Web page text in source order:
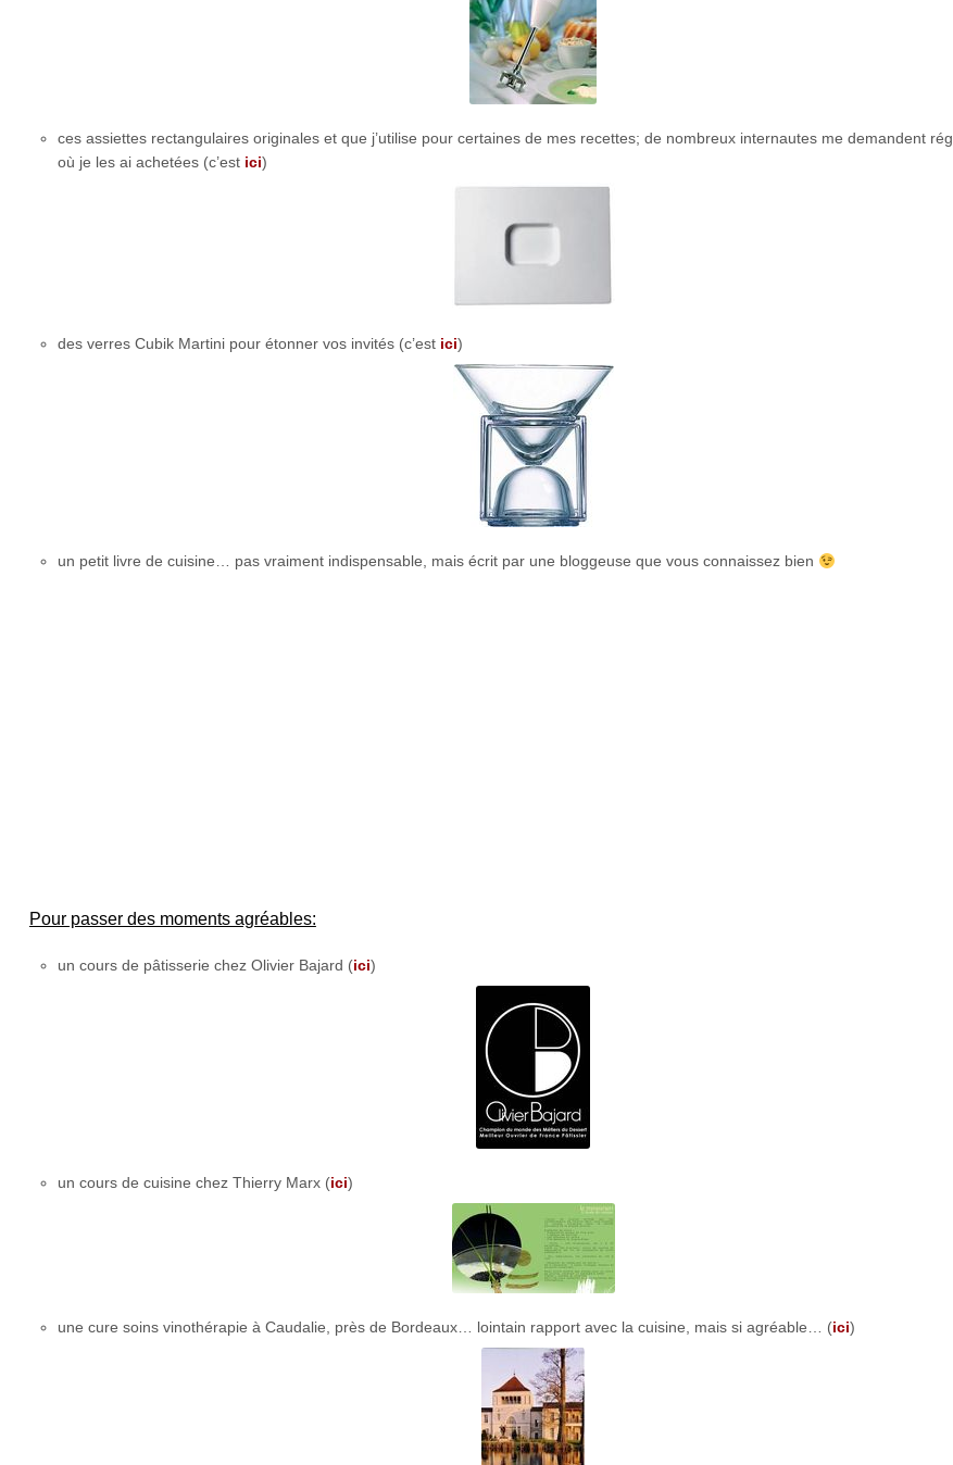
ces assiettes rectangulaires originales et que j’utilise pour certaines de mes recettes; de nombreux internautes me demandent
où je les ai achetées (c’est ici)
des verres Cubik Martini pour étonner vos invités (c’est ici)
un petit livre de cuisine… pas vraiment indispensable, mais écrit par une bloggeuse que vous connaissez bien
Pour passer des moments agréables:
un cours de pâtisserie chez Olivier Bajard (ici)
un cours de cuisine chez Thierry Marx (ici)
une cure soins vinothérapie à Caudalie, près de Bordeaux… lointain rapport avec la cuisine, mais si agréable… (ici)